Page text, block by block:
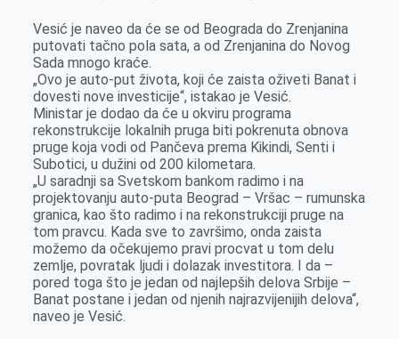
Vesić je naveo da će se od Beograda do Zrenjanina
putovati tačno pola sata, a od Zrenjanina do Novog
Sada mnogo kraće.
„Ovo je auto-put života, koji će zaista oživeti Banat i
dovesti nove investicije“, istakao je Vesić.
Ministar je dodao da će u okviru programa
rekonstrukcije lokalnih pruga biti pokrenuta obnova
pruge koja vodi od Pančeva prema Kikindi, Senti i
Subotici, u dužini od 200 kilometara.
„U saradnji sa Svetskom bankom radimo i na
projektovanju auto-puta Beograd – Vršac – rumunska
granica, kao što radimo i na rekonstrukciji pruge na
tom pravcu. Kada sve to završimo, onda zaista
možemo da očekujemo pravi procvat u tom delu
zemlje, povratak ljudi i dolazak investitora. I da –
pored toga što je jedan od najlepših delova Srbije –
Banat postane i jedan od njenih najrazvijenijih delova“,
naveo je Vesić.